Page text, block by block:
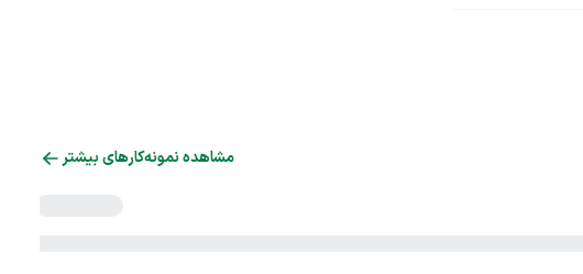
مشاهده نمونه‌کارهای بیشتر